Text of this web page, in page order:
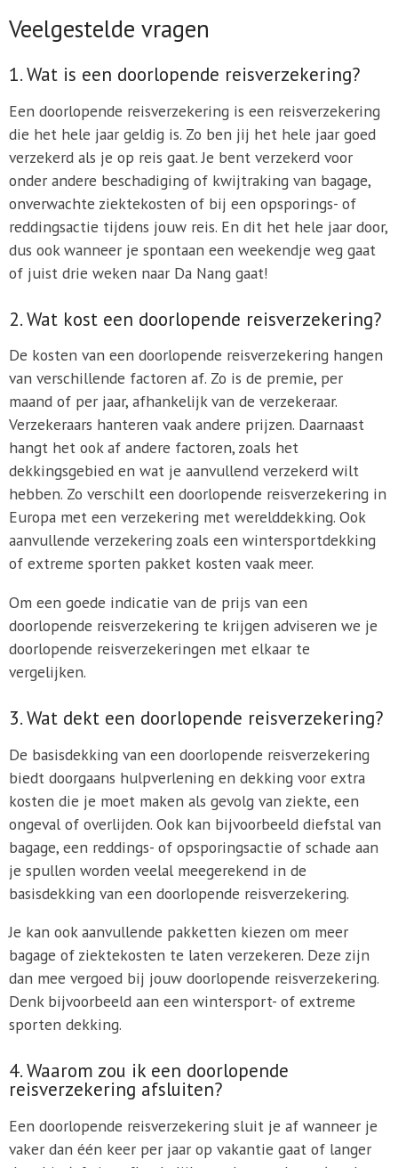
Veelgestelde vragen
1. Wat is een doorlopende reisverzekering?
Een doorlopende reisverzekering is een reisverzekering
die het hele jaar geldig is. Zo ben jij het hele jaar goed
verzekerd als je op reis gaat. Je bent verzekerd voor
onder andere beschadiging of kwijtraking van bagage,
onverwachte ziektekosten of bij een opsporings- of
reddingsactie tijdens jouw reis. En dit het hele jaar door,
dus ook wanneer je spontaan een weekendje weg gaat
of juist drie weken naar Da Nang gaat!
2. Wat kost een doorlopende reisverzekering?
De kosten van een doorlopende reisverzekering hangen
van verschillende factoren af. Zo is de premie, per
maand of per jaar, afhankelijk van de verzekeraar.
Verzekeraars hanteren vaak andere prijzen. Daarnaast
hangt het ook af andere factoren, zoals het
dekkingsgebied en wat je aanvullend verzekerd wilt
hebben. Zo verschilt een doorlopende reisverzekering in
Europa met een verzekering met werelddekking. Ook
aanvullende verzekering zoals een wintersportdekking
of extreme sporten pakket kosten vaak meer.
Om een goede indicatie van de prijs van een
doorlopende reisverzekering te krijgen adviseren we je
doorlopende reisverzekeringen met elkaar te
vergelijken.
3. Wat dekt een doorlopende reisverzekering?
De basisdekking van een doorlopende reisverzekering
biedt doorgaans hulpverlening en dekking voor extra
kosten die je moet maken als gevolg van ziekte, een
ongeval of overlijden. Ook kan bijvoorbeeld diefstal van
bagage, een reddings- of opsporingsactie of schade aan
je spullen worden veelal meegerekend in de
basisdekking van een doorlopende reisverzekering.
Je kan ook aanvullende pakketten kiezen om meer
bagage of ziektekosten te laten verzekeren. Deze zijn
dan mee vergoed bij jouw doorlopende reisverzekering.
Denk bijvoorbeeld aan een wintersport- of extreme
sporten dekking.
4. Waarom zou ik een doorlopende
reisverzekering afsluiten?
Een doorlopende reisverzekering sluit je af wanneer je
vaker dan één keer per jaar op vakantie gaat of langer